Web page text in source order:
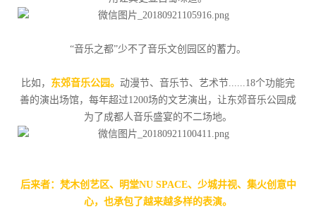
“音乐之都”少不了音乐文创园区的蓄力。
比如， 东郊音乐公园。 动漫节、音乐节、艺术节......18个功能完
善的演出场馆，每年超过1200场的文艺演出，让东郊音乐公园成
为了成都人音乐盛宴的不二场地。
后来者：梵木创艺区、明堂NU SPACE、少城井视、集火创意中
心，也承包了越来越多样的表演。